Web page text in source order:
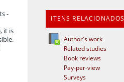
ITENS RELACIONADOS
Author's work
Related studies
Book reviews
Pay-per-view
Surveys
-
it is